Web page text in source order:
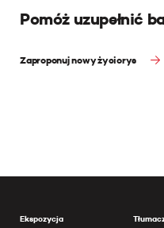
Pomóż uzupełnić
Zaproponuj nowy życiorys
Ekspozycja